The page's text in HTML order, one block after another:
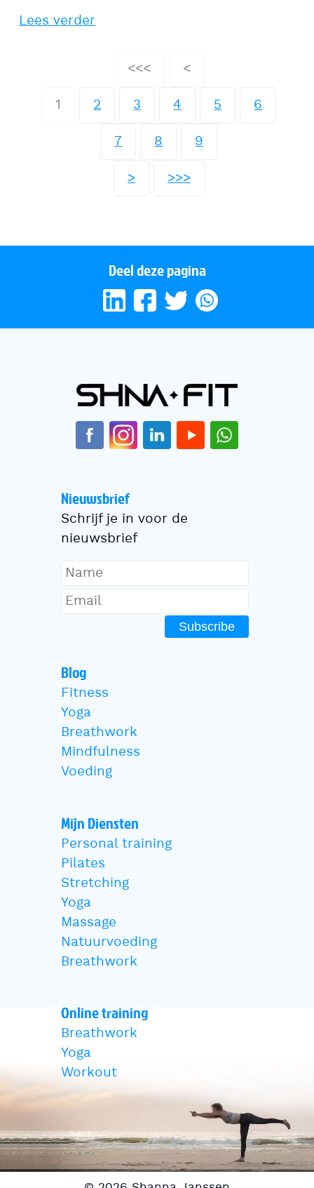
Lees verder
<<< <
1 2 3 4 5 6
7 8 9
> >>>
Deel deze pagina
Nieuwsbrief
Schrijf je in voor de
nieuwsbrief
Subscribe
Blog
Fitness
Yoga
Breathwork
Mindfulness
Voeding
Mijn Diensten
Personal training
Pilates
Stretching
Yoga
Massage
Natuurvoeding
Breathwork
Online training
Breathwork
Yoga
Workout